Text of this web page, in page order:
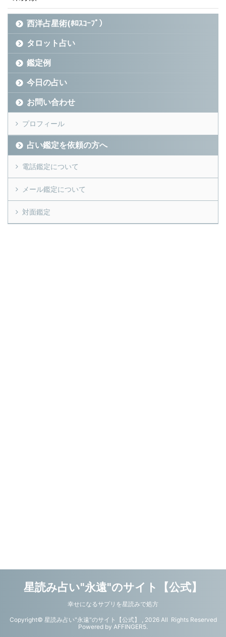
西洋占星術(ﾎﾛｽｺｰﾌﾟ）
タロット占い
鑑定例
今日の占い
お問い合わせ
プロフィール
占い鑑定を依頼の方へ
電話鑑定について
メール鑑定について
対面鑑定
星読み占い"永遠"のサイト【公式】
幸せになるサプリを星読みで処方
Copyright© 星読み占い"永遠"のサイト【公式】 , 2026 All Rights Reserved
Powered by AFFINGER5.